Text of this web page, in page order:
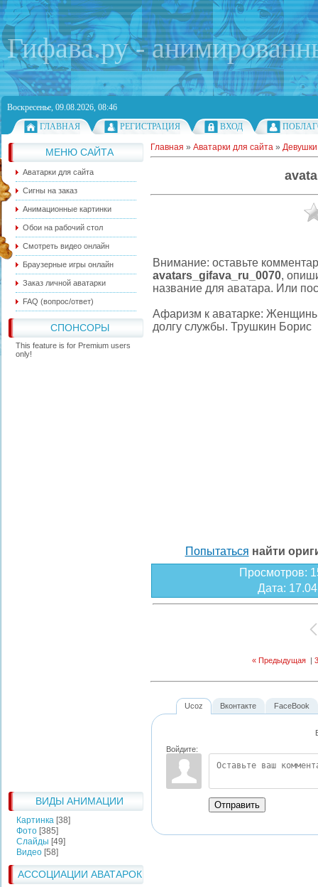
Гифава.ру -
Воскресенье, 09.08.2026, 08:46
ГЛАВНАЯ
РЕГИСТРАЦИЯ ВХОД
МЕНЮ САЙТА
Аватарки для сайта
Сигны на заказ
Анимационные картинки
Обои на рабочий стол
Смотреть видео онлайн
Браузерные игры онлайн
Заказ личной аватарки
FAQ (вопрос/ответ)
СПОНСОРЫ
This feature is for Premium users
only!
ВИДЫ АНИМАЦИИ
Картинка [38]
Фото [385]
Слайды [49]
Видео [58]
АССОЦИАЦИИ АВАТАРОК
Главная » Аватарки для сайта »
Внимание: оставьте
avatars_gifava_ru_0070,
название для аватара. Или
Афаризм к аватарке:
долгу службы. Трушкин Борис
Попытаться найти
Просмотров:
Дата:
« Предыдущая| 3
Ucoz
Войдите:
Отправить
Вконтакте FaceBook